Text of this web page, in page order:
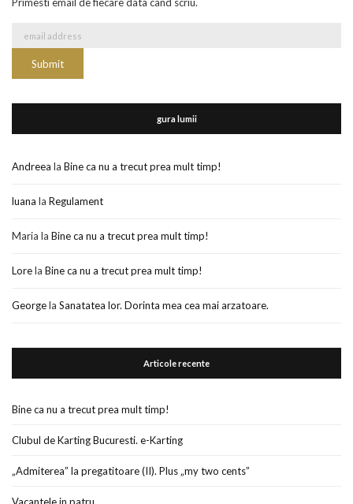
gura lumii
Andreea la Bine ca nu a trecut prea mult timp!
luana la Regulament
Maria la Bine ca nu a trecut prea mult timp!
Lorela Bine ca nu a trecut prea mult timp!
Georgela Sanatatea lor. Dorinta mea cea mai arzatoare.
Articole recente
Bine ca nu a trecut prea mult timp!
Clubul de Karting Bucuresti. e-Karting
„Admiterea” la pregatitoare (II). Plus „my two cents”